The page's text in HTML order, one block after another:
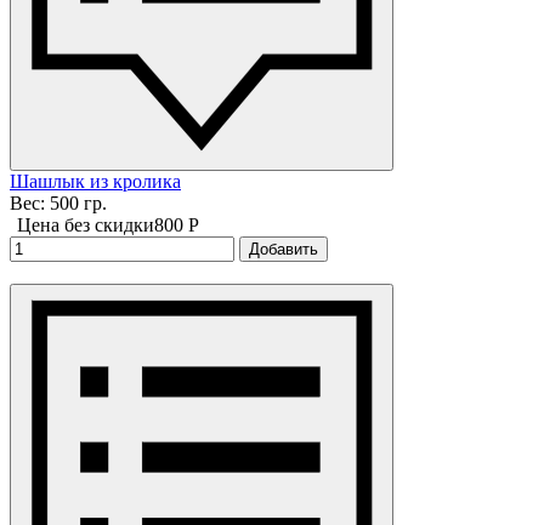
Шашлык из кролика
Вес: 500 гр.
Цена без скидки800 P
Добавить